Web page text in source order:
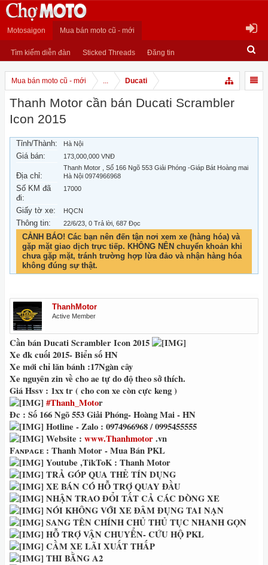
Motosaigon Mua bán moto cũ - mới
Tìm kiếm diễn đàn Sticked Threads Đăng tin
Mua bán moto cũ - mới ... Ducati
Thanh Motor cần bán Ducati Scrambler
Icon 2015
Tỉnh/Thành: Hà Nội
Giá bán: 173,000,000 VNĐ
Địa chỉ:
Thanh Motor , Số 166 Ngõ 553 Giải Phóng -Giáp Bát Hoàng mai
Hà Nội 0974966968
Số KM đã
đi:
17000
Giấy tờ xe: HQCN
Thông tin: 22/6/23 , 0 Trả lời, 687 Đọc
CẢNH BÁO! Các bạn nên đến tận nơi xem xe (hàng hóa) và
gặp mặt giao dịch trực tiếp. KHÔNG NÊN chuyển khoản khi
chưa gặp mặt, tránh trường hợp lừa đảo và nhận hàng hóa
không đúng sự thật.
ThanhMotor
Active Member
Cần bán Ducati Scrambler Icon 2015
Xe đk cuối 2015- Biển số HN
Xe mới chỉ lăn bánh :17Ngàn cây
Xe nguyên zin về cho ae tự do độ theo sở thích.
Giá Hssv : 1xx tr ( cho con xe còn cực keng )
#Thanh_Motor
Đc : Số 166 Ngõ 553 Giải Phóng- Hoàng Mai - HN
Hotline - Zalo : 0974966968 / 0995455555
Website : www.Thanhmotor.vn
Fᴀɴᴘᴀɢᴇ : Thanh Motor - Mua Bán PKL
Youtube ,TikToK : Thanh Motor
TRẢ GÓP QUA THẺ TÍN DỤNG
XE BÁN CÓ HỖ TRỢ QUAY ĐẦU
NHẬN TRAO ĐỔI TẤT CẢ CÁC DÒNG XE
NÓI KHÔNG VỚI XE ĐÂM ĐỤNG TAI NẠN
SANG TÊN CHÍNH CHỦ THỦ TỤC NHANH GỌN
HỖ TRỢ VẬN CHUYỂN- CỨU HỘ PKL
CẦM XE LÃI XUẤT THẤP
THI BẰNG A2